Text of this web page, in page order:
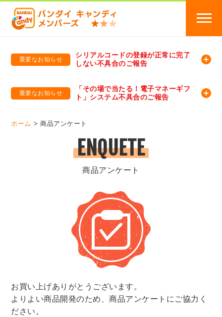
重要なお知らせ
シリアルコードの登録が正常に完了
しない不具合のご報告
重要なお知らせ
「その場で当たる！電子マネーギフ
ト」システム不具合のご報告
ホーム 商品アンケート
ENQUETE
商品アンケート
お買い上げありがとうございます。
よりよい商品開発のため、商品アンケートにご協力く
ださい。